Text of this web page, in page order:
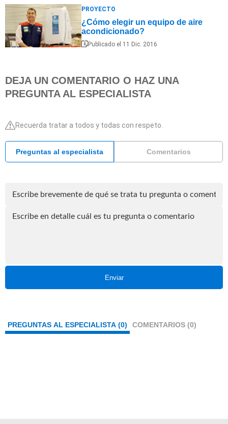
PROYECTO
¿Cómo elegir un equipo de aire
acondicionado?
Publicado el 11 Dic. 2016
DEJA UN COMENTARIO O HAZ UNA
PREGUNTA AL ESPECIALISTA
Recuerda tratar a todos y todas con respeto.
Preguntas al especialista Comentarios
Enviar
PREGUNTAS AL ESPECIALISTA (0) COMENTARIOS (0)